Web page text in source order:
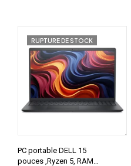
RUPTURE DE STOCK
PC portable DELL 15
pouces ,Ryzen 5, RAM